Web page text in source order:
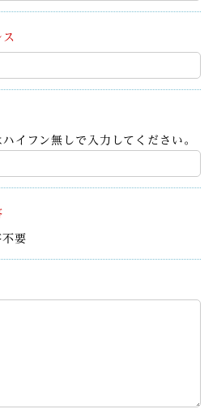
イフン無しで入力してください。
不要